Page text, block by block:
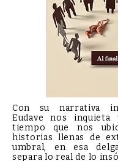
Con su narrativa
Eudave nos
tiempo que nos
historias llenas de
umbral, en esa
separa lo real de lo